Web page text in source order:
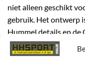
niet alleen geschikt
gebruik. Het ontwerp
Hummel details en
jack perfect is als